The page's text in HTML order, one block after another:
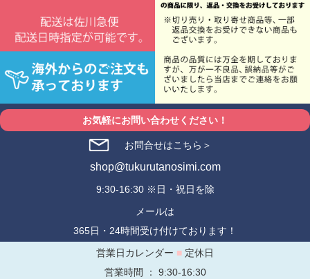
お気軽にお問い合わせください！
お問合せはこちら＞
shop@tukurutanosimi.com
9:30-16:30 ※日・祝日を除
メールは
365日・24時間受け付けております！
営業日カレンダー ■ 定休日
営業時間 ： 9:30-16:30